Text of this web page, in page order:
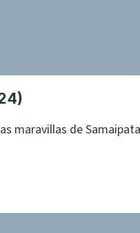
maravillas de Samaipata